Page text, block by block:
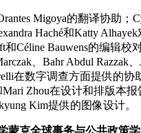
Migoya的翻译协助；
Haché和Katty
和Céline Bauwens的编辑校
、Bahr Abdul Razzak、
在数字调查方面提供的协
Mari Zhou在设计和排版本
Kim提供的图像设计。